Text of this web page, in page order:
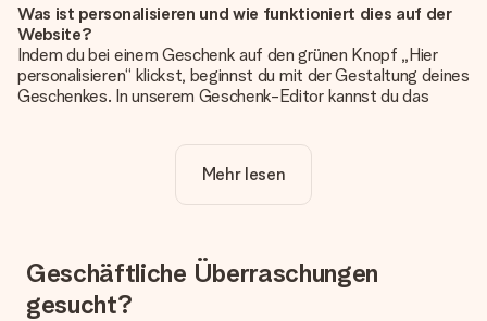
Was ist personalisieren und wie funktioniert dies auf der
Website?
Indem du bei einem Geschenk auf den grünen Knopf „Hier
personalisieren“ klickst, beginnst du mit der Gestaltung deines
Geschenkes. In unserem Geschenk-Editor kannst du das
noch eines unserer angebotenen Designs, um deinem
Geschenk die perfekte Ausstrahlung zu verleihen.
Personalisierung. So ist und bleibt es übersichtlich!
Hat mein Foto die richtige Qualität?
Mehr lesen
Geschäftliche Überraschungen
gesucht?